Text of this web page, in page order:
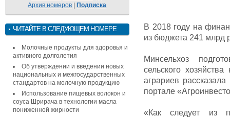
Архив номеров |Подписка
ЧИТАЙТЕ В СЛЕДУЮЩЕМ НОМЕРЕ
Молочные продукты для здоровья и
активного долголетия
Об утверждении и введении новых
национальных и межгосударственных
стандартов на молочную продукцию
Использование пищевых волокон и
соуса Шрирача в технологии масла
пониженной жирности
В 2018 году на
из бюджета 241 млрд
Минсельхоз
сельского
аграриев
портале
«Как следует из